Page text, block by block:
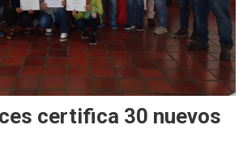
certifica 30 nuevos